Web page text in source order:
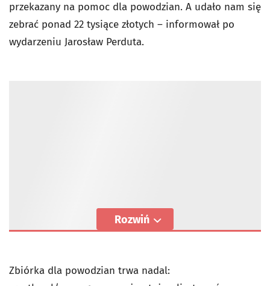
przekazany na pomoc dla powodzian. A udało nam się
zebrać ponad 22 tysiące złotych – informował po
wydarzeniu Jarosław Perduta.
Rozwiń
Zbiórka dla powodzian trwa nadal: